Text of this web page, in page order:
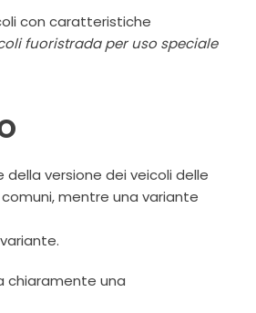
con caratteristiche
fuoristrada per uso speciale
della versione dei veicoli delle
mentre una variante
chiaramente una